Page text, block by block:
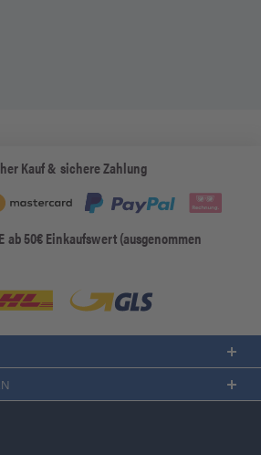
Kauf & sichere Zahlung
ab 50€ Einkaufswert (ausgenommen